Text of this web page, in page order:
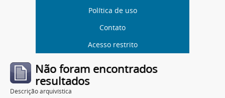
Política de uso
Contato
Acesso restrito
Não foram encontrados
resultados
Descrição arquivística